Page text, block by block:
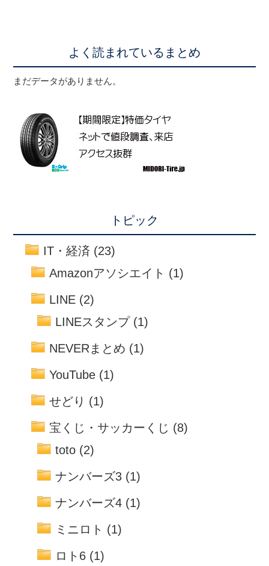
よく読まれているまとめ
まだデータがありません。
トピック
IT・経済 (23)
Amazonアソシエイト (1)
LINE (2)
LINEスタンプ(1)
NEVERまとめ (1)
YouTube (1)
せどり (1)
宝くじ・サッカーくじ (8)
toto (2)
ナンバーズ3 (1)
ナンバーズ4 (1)
ミニロト (1)
ロト6 (1)